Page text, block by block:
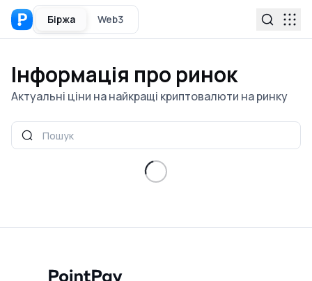
Біржа Web3
Інформація про ринок
Актуальні ціни на найкращі криптовалюти на ринку